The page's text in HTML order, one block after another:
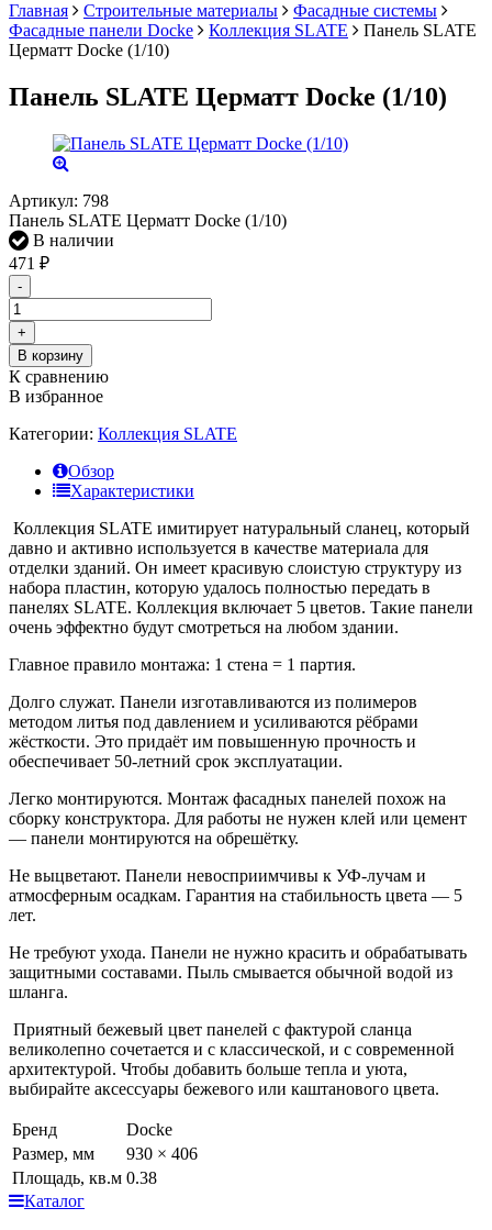
Главная
Строительные материалы
Фасадные системы
Фасадные панели Docke
Коллекция SLATE
Панель SLATE
Церматт Docke (1/10)
Панель SLATE Церматт Docke (1/10)
Артикул: 798
Панель SLATE Церматт Docke (1/10)
В наличии
471 ₽
-
+
В корзину
К сравнению
В избранное
Категории: Коллекция SLATE
Обзор
Характеристики
Коллекция SLATE имитирует натуральный сланец, который
давно и активно используется в качестве материала для
отделки зданий. Он имеет красивую слоистую структуру из
набора пластин, которую удалось полностью передать в
панелях SLATE. Коллекция включает 5 цветов. Такие панели
очень эффектно будут смотреться на любом здании.
Главное правило монтажа: 1 стена = 1 партия.
Долго служат. Панели изготавливаются из полимеров
методом литья под давлением и усиливаются рёбрами
жёсткости. Это придаёт им повышенную прочность и
обеспечивает 50-летний срок эксплуатации.
Легко монтируются. Монтаж фасадных панелей похож на
сборку конструктора. Для работы не нужен клей или цемент
— панели монтируются на обрешётку.
Не выцветают. Панели невосприимчивы к УФ-лучам и
атмосферным осадкам. Гарантия на стабильность цвета — 5
лет.
Не требуют ухода. Панели не нужно красить и обрабатывать
защитными составами. Пыль смывается обычной водой из
шланга.
Приятный бежевый цвет панелей с фактурой сланца
великолепно сочетается и с классической, и с современной
архитектурой. Чтобы добавить больше тепла и уюта,
выбирайте аксессуары бежевого или каштанового цвета.
Бренд
Docke
Размер, мм
930 × 406
Площадь, кв.м 0.38
Каталог